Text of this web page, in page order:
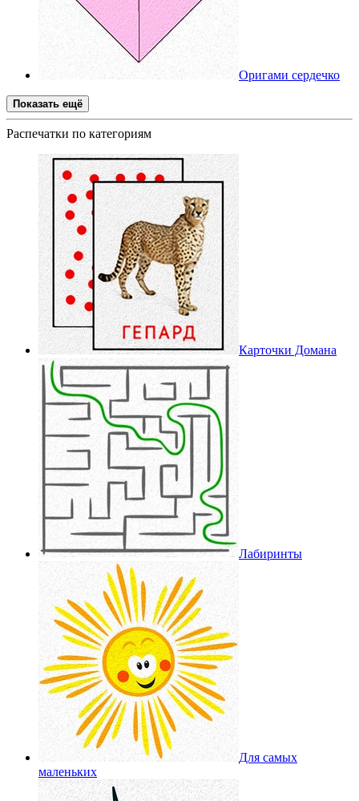
Оригами сердечко
Показать ещё
Распечатки по категориям
Карточки Домана
Лабиринты
Для самых
маленьких